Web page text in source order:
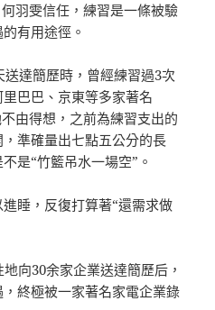
羽雯信任，練習是一條被驗
有用途徑。
達簡歷時，曾經練習過3次
巴巴、京東等多家著名
由得想，之前為練習支出的
準確量出七點五公分的長
是“竹籃吊水一場空”。
睡，反復打算著“還需求做
向30余家企業送達簡歷后，
終極被一家著名家電企業錄